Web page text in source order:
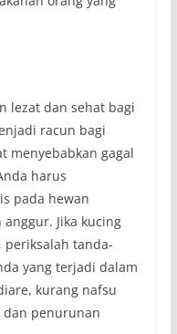
lezat dan sehat bagi
racun bagi
menyebabkan gagal
harus
pada hewan
Jika kucing
periksalah tanda-
yang terjadi dalam
kurang nafsu
dan penurunan